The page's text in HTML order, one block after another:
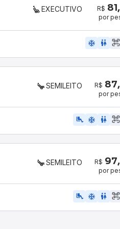
EXECUTIVO R$
por
ac_unit wc
SEMILEITO R$
por
airline_seat_legroom_extra ac_unit WC
SEMILEITO R$
por
airline_seat_legroom_extra ac_unit WC